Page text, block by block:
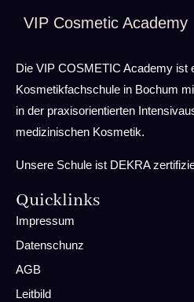
VIP Cosmetic Academy
Die VIP COSMETIC Academy ist
Kosmetikfachschule in Bochum
in der praxisorientierten
medizinischen Kosmetik.
Unsere Schule ist DEKRA
Quicklinks
Impressum
Datenschunz
AGB
Leitbild